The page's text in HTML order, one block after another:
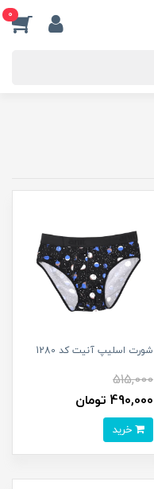
0
شورت اسلیپ آنیت کد 1280
515,000
490,000 تومان